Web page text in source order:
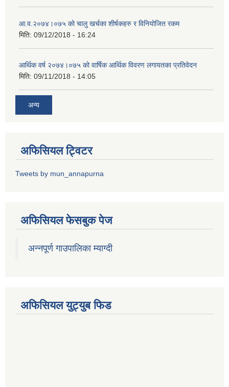
आ.व.२०७४।०७५ को चालु खर्चका शीर्षकहरु र विनियोजित रकम
मिति: 09/12/2018 - 16:24
आर्थिक वर्ष २०७४।०७५ को वार्षिक आर्थिक विवरण लगायतका प्रतिवेदन
मिति: 09/11/2018 - 14:05
अन्य
अफिसियल ट्विटर
Tweets by mun_annapurna
अफिसियल फेसबुक पेज
अन्नपूर्ण गाउपालिका म्याग्दी
अफिसियल युट्युब फिड